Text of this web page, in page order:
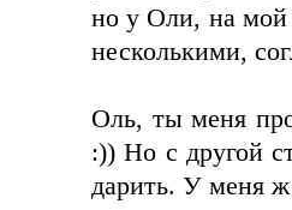
но у Оли, на мой
несколькими,
Оль, ты меня
:)) Но с другой
дарить. У меня ж